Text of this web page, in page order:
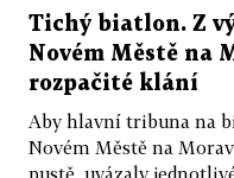
Tichý biatlon. Z
Novém Městě na
rozpačité klání
Aby hlavní tribuna na
Novém Městě na
pustě, uvázaly